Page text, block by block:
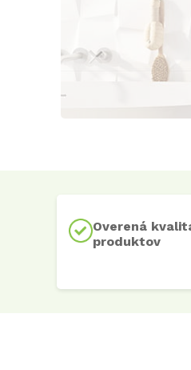
Overená
produktov